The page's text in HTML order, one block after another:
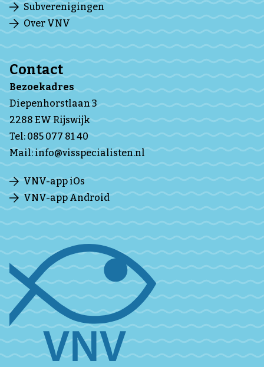
Subverenigingen
Over VNV
Contact
Bezoekadres
Diepenhorstlaan 3
2288 EW Rijswijk
Tel:085 077 81 40
Mail:info@visspecialisten.nl
VNV-app iOs
VNV-app Android